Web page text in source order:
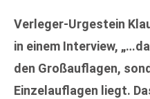
Verleger-Urgestein
in einem Interview,
den Großauflagen,
Einzelauflagen liegt.